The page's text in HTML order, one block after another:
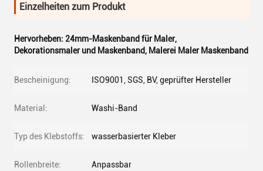
Einzelheiten zum Produkt
Hervorheben: 24mm-Maskenband für Maler,
Dekorationsmaler und Maskenband, Malerei Maler Maskenband
Bescheinigung: ISO9001, SGS, BV, geprüfter Hersteller
Material: Washi-Band
Typ des Klebstoffs: wasserbasierter Kleber
Rollenbreite: Anpassbar